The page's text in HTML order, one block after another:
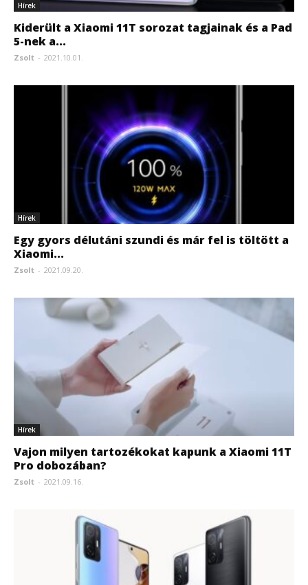
Hírek
Kiderült a Xiaomi 11T sorozat tagjainak és a Pad
5-nek a...
Zsolt - 2021.10.01.
Hírek
Egy gyors délutáni szundi és már fel is töltött a
Xiaomi...
Zsolt - 2021.09.20.
Hírek
Vajon milyen tartozékokat kapunk a Xiaomi 11T
Pro dobozában?
Zsolt - 2021.09.16.